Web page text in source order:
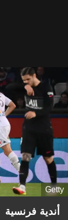
Getty
أندية فرنسية